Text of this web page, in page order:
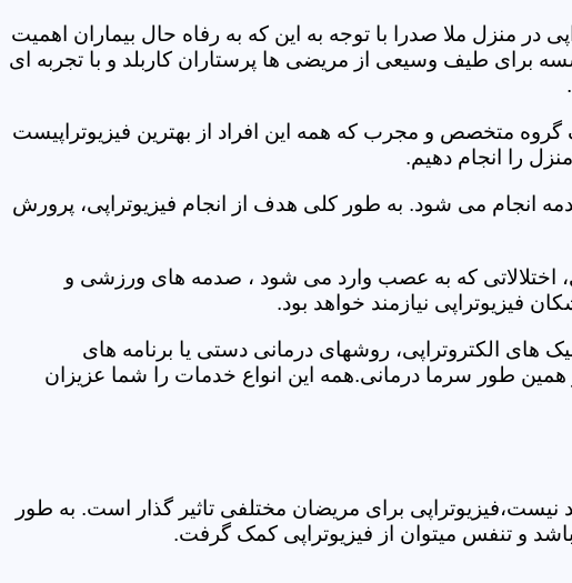
منزل ملا صدرا با توجه به این که به رفاه حال بیماران اهمیت
برای طیف وسیعی از مریضی ها پرستاران کاربلد و با تجربه ای
گروه متخصص و مجرب که همه این افراد از بهترین فیزیوتراپیست
را انجام دهیم.
انجام می شود. به طور کلی هدف از انجام فیزیوتراپی، پرورش
اختلالاتی که به عصب وارد می شود ، صدمه های ورزشی و
فیزیوتراپی نیازمند خواهد بود.
های الکتروتراپی، روشهای درمانی دستی یا برنامه های
طور سرما درمانی.همه این انواع خدمات را شما عزیزان
برای مریضان مختلفی تاثیر گذار است. به طور
و تنفس میتوان از فیزیوتراپی کمک گرفت.